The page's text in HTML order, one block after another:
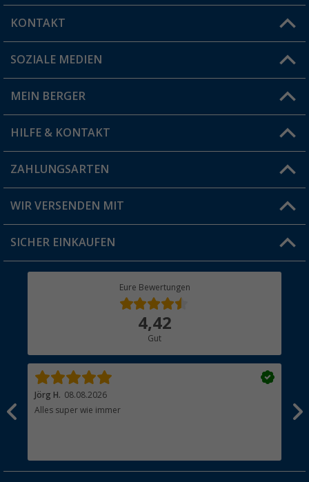
KONTAKT
Du hast eine Frage?
Filiale finden
SOZIALE MEDIEN
MEIN BERGER
Vorteilskarte
Blog
Jobs & Karriere
HILFE & KONTAKT
FAQ & Kontakt
Versandinformationen
Rücksendung
ZAHLUNGSARTEN
WIR VERSENDEN MIT
SICHER EINKAUFEN
Eure Bewertungen
4,42
Gut
Jörg H. 08.08.2026
Alles super wie immer